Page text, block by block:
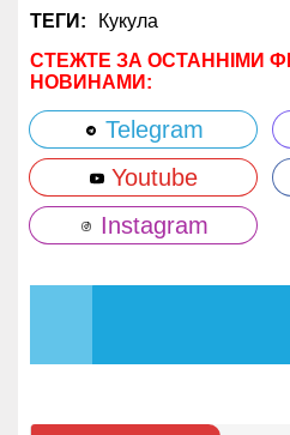
ТЕГИ:
Кукула
СТЕЖТЕ ЗА ОСТАННІМИ
НОВИНАМИ:
Telegram
Youtube
Instagram